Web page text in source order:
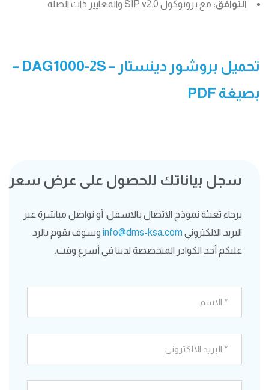
التوافق: مع بروتوكول SIP v2.0 والمعايير ذات الصلة
تحميل بروشور دينستار – DAG1000-2S
–
بصيغة PDF
سجل بياناتك للحصول على عرض سعر
برجاء تعبئة نموذج الاتصال بالاسفل، أو تواصل مباشرة عبر
البريد الالكتروني info@dms-ksa.com وسوف يقوم بالرد
عليكم أحد الكوادر المتخصصة لدينا في أسرع وقت.